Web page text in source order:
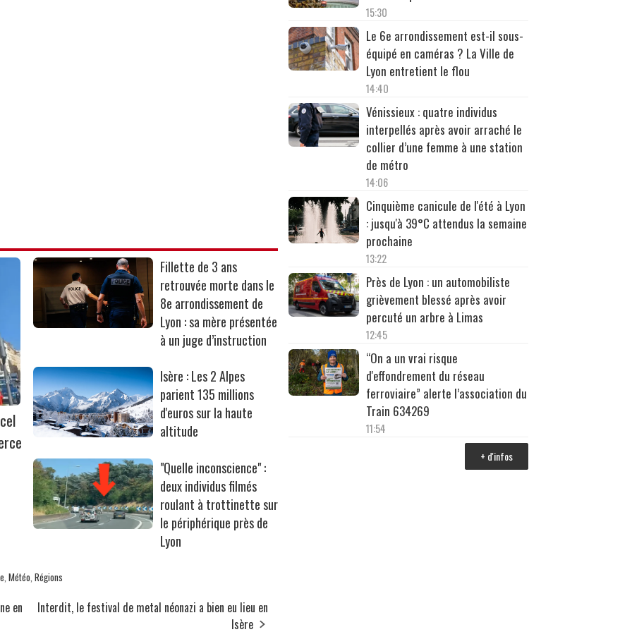
Fillette de 3 ans
retrouvée morte dans le
8e arrondissement de
Lyon : sa mère présentée
à un juge d’instruction
Isère : Les 2 Alpes
parient 135 millions
d'euros sur la haute
altitude
"Quelle inconscience" :
deux individus filmés
roulant à trottinette sur
le périphérique près de
Lyon
Météo Régions
en
Interdit, le festival de metal néonazi a bien eu lieu en
Isère
15:30
Le 6e arrondissement est-il sous-
équipé en caméras ? La Ville de
Lyon entretient le flou
14:40
Vénissieux : quatre individus
interpellés après avoir arraché le
collier d’une femme à une station
de métro
14:06
Cinquième canicule de l'été à Lyon
: jusqu'à 39°C attendus la semaine
prochaine
13:22
Près de Lyon : un automobiliste
grièvement blessé après avoir
percuté un arbre à Limas
12:45
“On a un vrai risque
d'effondrement du réseau
ferroviaire” alerte l’association du
Train 634269
11:54
+ d'infos